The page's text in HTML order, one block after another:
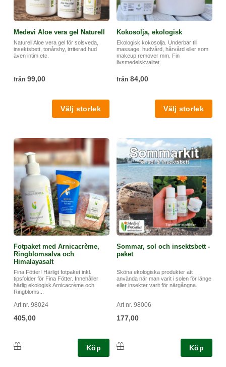
Medevi Aloe vera gel Naturell
Naturell Aloe vera gel för solsveda,
insektsbett, tonårshy, irriterad hud
även intim etc.
från 99,00
Kokosolja, ekologisk
Ekologisk kokosolja. Underbar till
massage, hudvård, hårvård eller som
makeup remover mm. Fin
livsmedelskvalitet.
från 84,00
Fotpaket med Arnicacrème,
Ringblomsalva och
Himalayasalt
Fina Fötter! Härligt fotpaket inkl.
tipsfolder för Fina Fötter. Innehåller
härlig ekologisk Arnicacrème och
Ringbloms...
Art nr. 98024
405,00
Köp
Sommar, sol och insektsbett -
paket
Sköna ekologiska produkter att
använda när man varit i solen för länge
eller insekter varit för närgångna.
Art nr. 98006
177,00
Köp